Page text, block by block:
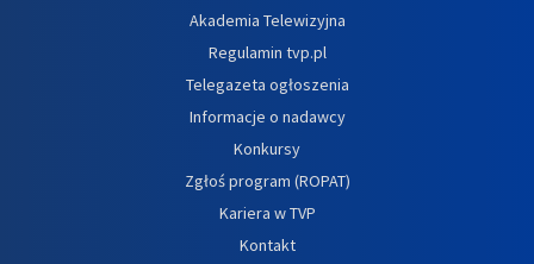
Akademia Telewizyjna
Regulamin tvp.pl
Telegazeta ogłoszenia
Informacje o nadawcy
Konkursy
Zgłoś program (ROPAT)
Kariera w TVP
Kontakt